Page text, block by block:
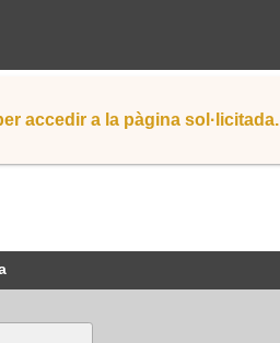
accedir a la pàgina sol·licitada.